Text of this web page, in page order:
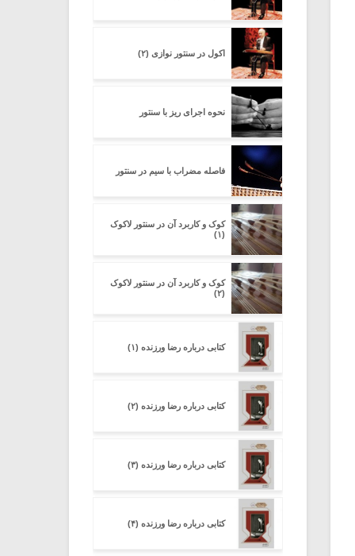
اکول در سنتور نوازی (۲)
نحوه اجرای ریز با سنتور
فاصله مضراب با سیم در سنتور
کوک و کاربرد آن در سنتور لاکوک
(۱)
کوک و کاربرد آن در سنتور لاکوک
(۲)
کتابی درباره رضا ورزنده (۱)
کتابی درباره رضا ورزنده (۲)
کتابی درباره رضا ورزنده (۳)
کتابی درباره رضا ورزنده (۴)